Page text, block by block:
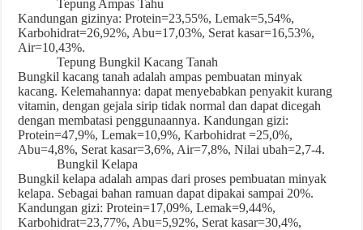
Tepung Ampas Tahu
Kandungan gizinya: Protein=23,55%, Lemak=5,54%,
Karbohidrat=26,92%, Abu=17,03%, Serat kasar=16,53%,
Air=10,43%.
Tepung Bungkil Kacang Tanah
Bungkil kacang tanah adalah ampas pembuatan minyak
kacang. Kelemahannya: dapat menyebabkan penyakit kurang
vitamin, dengan gejala sirip tidak normal dan dapat dicegah
dengan membatasi penggunaannya. Kandungan gizi:
Protein=47,9%, Lemak=10,9%, Karbohidrat =25,0%,
Abu=4,8%, Serat kasar=3,6%, Air=7,8%, Nilai ubah=2,7-4.
Bungkil Kelapa
Bungkil kelapa adalah ampas dari proses pembuatan minyak
kelapa. Sebagai bahan ramuan dapat dipakai sampai 20%.
Kandungan gizi: Protein=17,09%, Lemak=9,44%,
Karbohidrat=23,77%, Abu=5,92%, Serat kasar=30,4%,